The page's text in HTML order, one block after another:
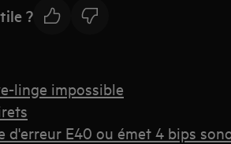
?
linge impossible
d'erreur E40 ou émet 4 bips